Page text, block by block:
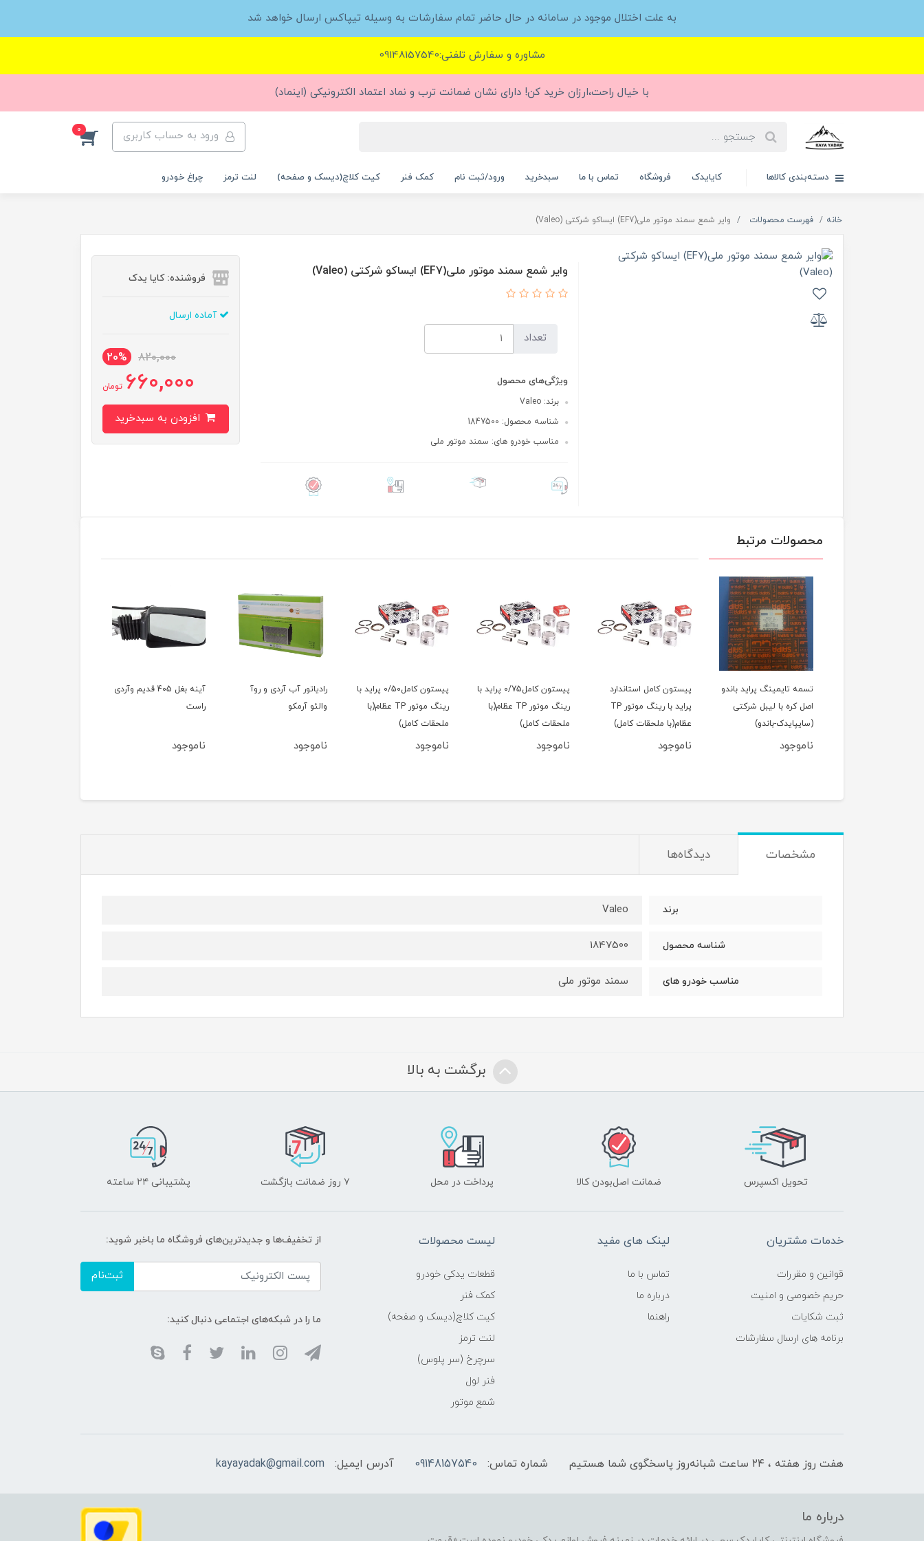
به علت اختلال موجود در سامانه در حال حاضر تمام سفارشات به وسیله تیپاکس ارسال خواهد شد
مشاوره و سفارش تلفنی:09148157540
با خیال راحت،ارزان خرید کن! دارای نشان ضمانت ترب و نماد اعتماد الکترونیکی (اینماد)
ورود به حساب کاربری 0
دسته‌بندی کالاها کایایدک فروشگاه تماس با ما سبدخرید ورود/ثبت نام کمک فنر کیت کلاچ(دیسک و صفحه) لنت ترمز چراغ خودرو
خانه فهرست محصولات وایر شمع سمند موتور ملی(EF7) ایساکو شرکتی (Valeo)
وایر شمع سمند موتور ملی(EF7) ایساکو شرکتی (Valeo)
تعداد
ویژگی‌های محصول
برند: Valeo
شناسه محصول: 1847500
مناسب خودرو های: سمند موتور ملی
فروشنده: کایا یدک
آماده ارسال
820,000
20%
660,000 تومان
محصولات مرتبط
تسمه تایمینگ پراید باندو
اصل کره با لیبل شرکتی
(سایپایدک-باندو)
ناموجود
پیستون کامل استاندارد
پراید با رینگ موتور TP
عظام(با ملحقات کامل)
ناموجود
پیستون کامل0/75 پراید با
رینگ موتور TP عظام(با
ملحقات کامل)
ناموجود
پیستون کامل0/50 پراید با
رینگ موتور TP عظام(با
ملحقات کامل)
ناموجود
رادیاتور آب آردی و روآ
والئو آرمکو
ناموجود
آینه بغل 405 قدیم وآردی
راست
ناموجود
مشخصات دیدگاه‌ها
برند Valeo
شناسه محصول 1847500
مناسب خودرو های سمند موتور ملی
برگشت به بالا
تحویل اکسپرس ضمانت اصل‌بودن کالا پرداخت در محل ۷ روز ضمانت بازگشت پشتیبانی ۲۴ ساعته
خدمات مشتریان
قوانین و مقررات
حریم خصوصی و امنیت
ثبت شکایات
برنامه های ارسال سفارشات
لینک های مفید
تماس با ما
درباره ما
راهنما
لیست محصولات
قطعات یدکی خودرو
کمک فنر
کیت کلاچ(دیسک و صفحه)
لنت ترمز
سرچرخ (سر پلوس)
فنر لول
شمع موتور
از تخفیف‌ها و جدیدترین‌های فروشگاه ما باخبر شوید:
ثبت‌نام
ما را در شبکه‌های اجتماعی دنبال کنید:
هفت روز هفته ، ۲۴ ساعت شبانه‌روز پاسخگوی شما هستیم شماره تماس: 09148157540 آدرس ایمیل: kayayadak@gmail.com
درباره ما